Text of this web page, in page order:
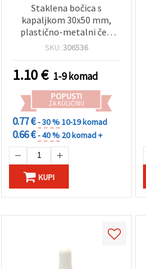
Staklena bočica s
kapaljkom 30x50 mm,
plastično-metalni čep
srebrne boje
SKU: 306536
1.10€ 1-9 komad
POPUSTI
ZA KOLIČINU
0.77 €- 30 %10-19 komad
0.66 €- 40 % 20 komad +
KUPI